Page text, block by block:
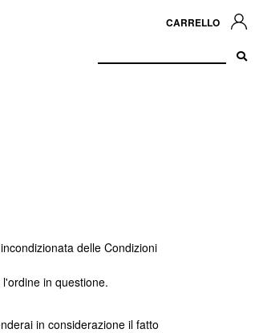
CARRELLO
delle Condizioni
in questione.
in considerazione il fatto